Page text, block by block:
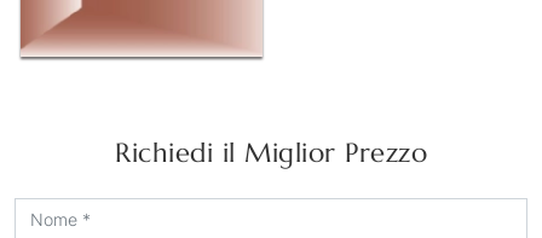
Richiedi il Miglior Prezzo